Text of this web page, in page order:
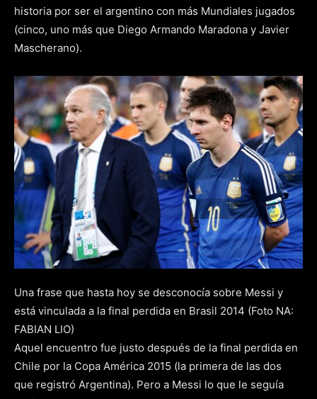
historia por ser el argentino con más Mundiales jugados
(cinco, uno más que Diego Armando Maradona y Javier
Mascherano).
Una frase que hasta hoy se desconocía sobre Messi y
está vinculada a la final perdida en Brasil 2014 (Foto NA:
FABIAN LIO)
Aquel encuentro fue justo después de la final perdida en
Chile por la Copa América 2015 (la primera de las dos
que registró Argentina). Pero a Messi lo que le seguía